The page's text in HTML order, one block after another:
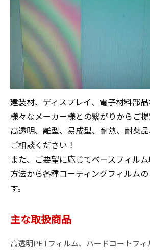
建装材、ディスプレイ、電子材料部
様々なメーカー様との繋がりからご提
高透明、離型、易成型、耐熱、耐薬
ご相談ください！
また、ご要望に応じてベースフィル
方法から各種コーティングフィルム
す。
主な取扱商品
高透明PETフィルム、ハードコートフ